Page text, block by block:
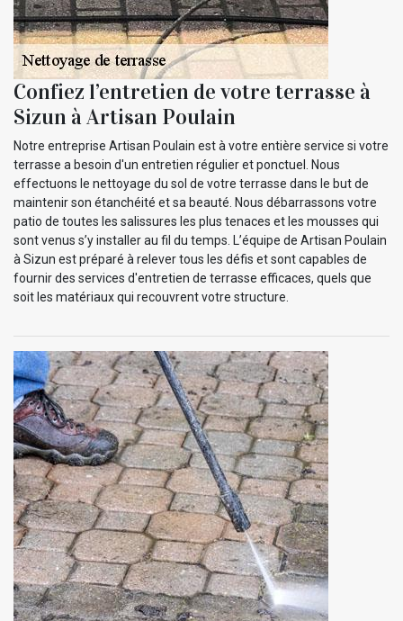
Confiez l’entretien de votre terrasse à
Sizun à Artisan Poulain
Notre entreprise Artisan Poulain est à votre entière service si votre
terrasse a besoin d'un entretien régulier et ponctuel. Nous
effectuons le nettoyage du sol de votre terrasse dans le but de
maintenir son étanchéité et sa beauté. Nous débarrassons votre
patio de toutes les salissures les plus tenaces et les mousses qui
sont venus s’y installer au fil du temps. L’équipe de Artisan Poulain
à Sizun est préparé à relever tous les défis et sont capables de
fournir des services d'entretien de terrasse efficaces, quels que
soit les matériaux qui recouvrent votre structure.